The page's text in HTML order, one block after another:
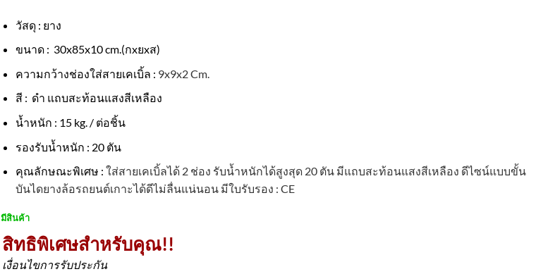
วัสดุ : ยาง
ขนาด : 30x85x10 cm.(กxยxส)
ความกว้างช่องใส่สายเคเบิ้ล : 9x9x2 Cm.
สี : ดำ แถบสะท้อนแสงสีเหลือง
น้ำหนัก : 15 kg. / ต่อชิ้น
รองรับน้ำหนัก : 20 ตัน
คุณลักษณะพิเศษ : ใส่สายเคเบิ้ลได้ 2 ช่อง รับน้ำหนักได้สูงสุด 20 ตัน มีแถบสะท้อนแสงสีเหลือง ดีไซน์แบบขั้น
บันไดยางล้อรถยนต์เกาะได้ดีไม่ลื่นแน่นอน มีใบรับรอง : CE
มีสินค้า
สิทธิพิเศษสำหรับคุณ!!
เงื่อนไขการรับประกัน